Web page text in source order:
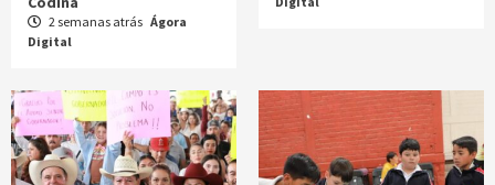
2 semanas atrás Ágora
Digital